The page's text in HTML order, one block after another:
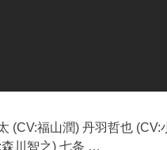
(CV:福山潤) 丹羽哲也 (CV:
川智之) 七条 …